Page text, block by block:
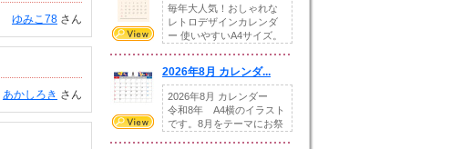
ゆみこ78 さん
あかしろき さん
毎年大人気！おしゃれな
レトロデザインカレンダ
ー 使いやすいA4サイズ。
2026年8月 カレンダ...
2026年8月 カレンダー
令和8年 A4横のイラスト
です。8月をテーマにお祭